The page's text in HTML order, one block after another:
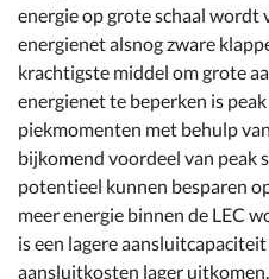
energie op grote schaal wordt
energienet alsnog zware
krachtigste middel om grote
energienet te beperken is
piekmomenten met behulp
bijkomend voordeel van peak
potentieel kunnen besparen
meer energie binnen de LEC
is een lagere
aansluitkosten lager uitkomen.